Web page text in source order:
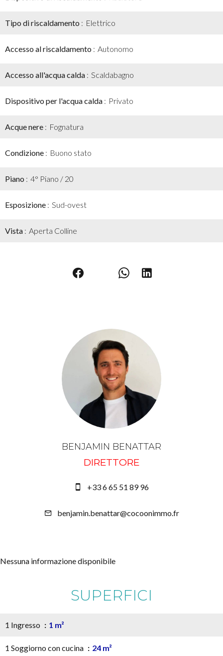
Tipo di riscaldamento Elettrico
Accesso al riscaldamento Autonomo
Accesso all'acqua calda Scaldabagno
Dispositivo per l'acqua calda Privato
Acque nere Fognatura
Condizione Buono stato
Piano 4° Piano / 20
Esposizione Sud-ovest
Vista Aperta Colline
BENJAMIN BENATTAR
DIRETTORE
+33 6 65 51 89 96
benjamin.benattar@cocoonimmo.fr
Nessuna informazione disponibile
SUPERFICI
1 Ingresso 1 m²
1 Soggiorno con cucina 24 m²